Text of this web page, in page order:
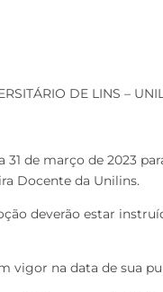
DE LINS –
31 de março de 2023
Docente da Unilins.
deverão estar
vigor na data de sua